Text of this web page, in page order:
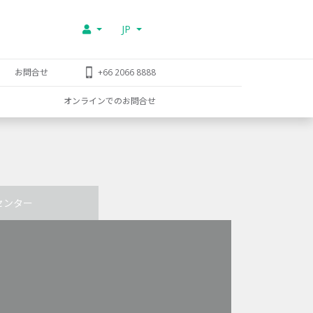
JP
お問合せ +66 2066 8888
オンラインでのお問合せ
ンター